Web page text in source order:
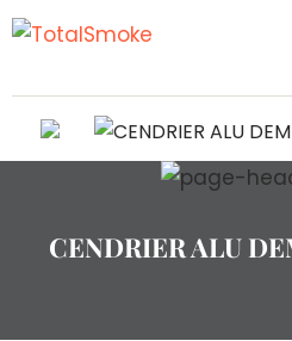
CENDRIER ALU